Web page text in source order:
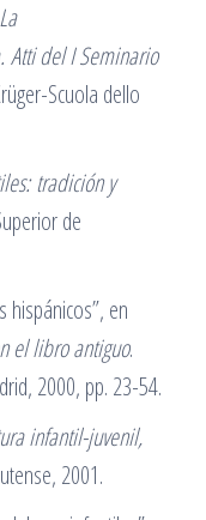
La
Atti del I Seminario
Scuola dello
:tradición y
de
hispánicos”, en
el libro antiguo.
2000, pp. 23-54.
infantil-juvenil,
2001.